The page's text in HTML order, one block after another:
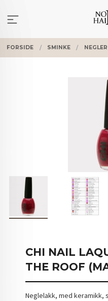
innholdet
FORSIDE SMINKE NEGLER
CHI NAIL
THE ROOF
Neglelakk, med keramikk,